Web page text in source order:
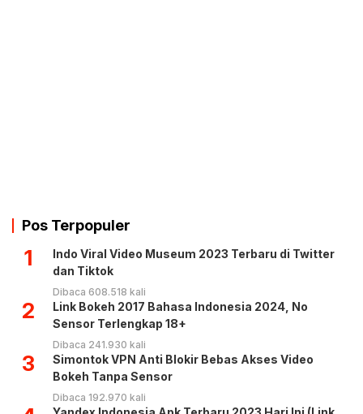
Pos Terpopuler
1
Indo Viral Video Museum 2023 Terbaru di Twitter
dan Tiktok
Dibaca 608.518 kali
2
Link Bokeh 2017 Bahasa Indonesia 2024, No
Sensor Terlengkap 18+
Dibaca 241.930 kali
3
Simontok VPN Anti Blokir Bebas Akses Video
Bokeh Tanpa Sensor
Dibaca 192.970 kali